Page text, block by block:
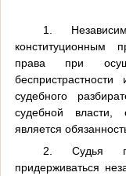
1.
конституционным
права при
судебного
судебной власти,
является
2. Судья
придерживаться